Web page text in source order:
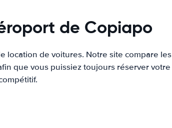
de Copiapo
location de voitures. Notre site compare les
que vous puissiez toujours réserver votre